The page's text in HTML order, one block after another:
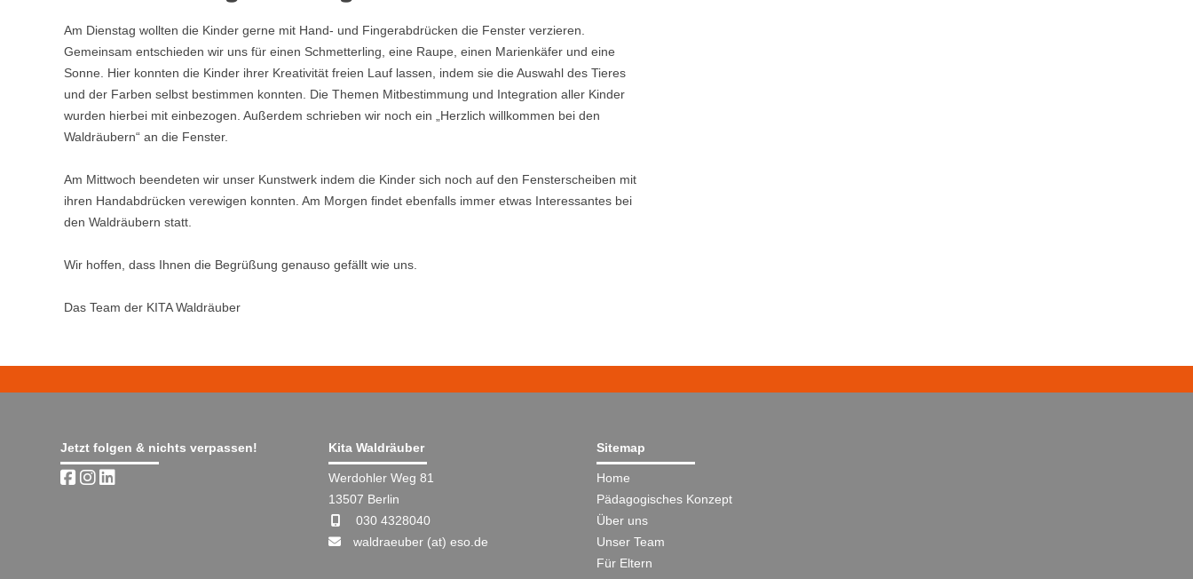
Am Dienstag wollten die Kinder gerne mit Hand- und Fingerabdrücken die Fenster verzieren.
Gemeinsam entschieden wir uns für einen Schmetterling, eine Raupe, einen Marienkäfer und eine
Sonne. Hier konnten die Kinder ihrer Kreativität freien Lauf lassen, indem sie die Auswahl des Tieres
und der Farben selbst bestimmen konnten. Die Themen Mitbestimmung und Integration aller Kinder
wurden hierbei mit einbezogen. Außerdem schrieben wir noch ein „Herzlich willkommen bei den
Waldräubern“ an die Fenster.
Am Mittwoch beendeten wir unser Kunstwerk indem die Kinder sich noch auf den Fensterscheiben mit
ihren Handabdrücken verewigen konnten. Am Morgen findet ebenfalls immer etwas Interessantes bei
den Waldräubern statt.
Wir hoffen, dass Ihnen die Begrüßung genauso gefällt wie uns.
Das Team der KITA Waldräuber
Jetzt folgen & nichts verpassen! Kita Waldräuber
Werdohler Weg 81
13507 Berlin
030 4328040
waldraeuber (at) eso.de
Sitemap
Home
Pädagogisches Konzept
Über uns
Unser Team
Für Eltern